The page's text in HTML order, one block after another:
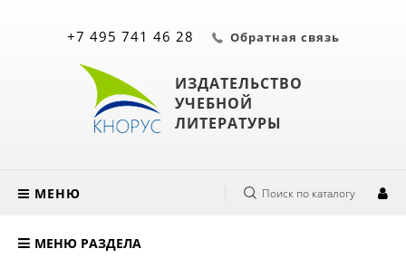
ИЗДАТЕЛЬСТВО
УЧЕБНОЙ
ЛИТЕРАТУРЫ
+7 495 741 46 28 Обратная связь
МЕНЮ Поиск по каталогу
МЕНЮ РАЗДЕЛА